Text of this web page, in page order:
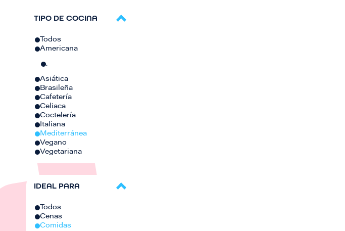
TIPO DE COCINA
Todos
Americana
.
Asiática
Brasileña
Cafetería
Celiaca
Coctelería
Italiana
Mediterránea
Vegano
Vegetariana
IDEAL PARA
Todos
Cenas
Comidas